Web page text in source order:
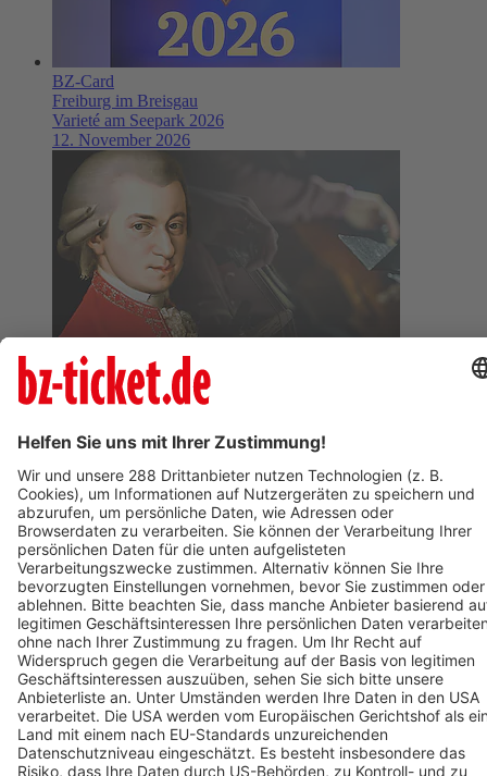
BZ-Card
Freiburg im Breisgau
Varieté am Seepark 2026
12. November 2026
BZ-Card
Wolfgang Amadeus Mozart
05. Januar 2027
BZ-Card
Freiburg im Breisgau
Circolo 2026 - Udo Jürgens - Aber bitte mit Schlager!
12. Dezember 2026